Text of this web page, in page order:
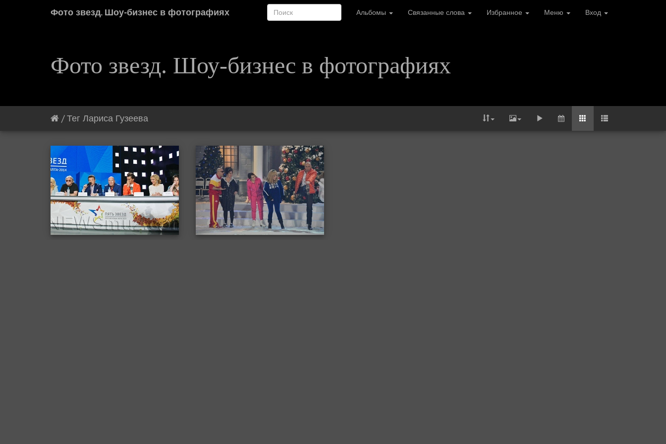
Фото звезд. Шоу-бизнес в фотографиях Альбомы Связанные слова Избранное Меню Вход
Фото звезд. Шоу-бизнес в фотографиях
/Тег Лариса Гузеева